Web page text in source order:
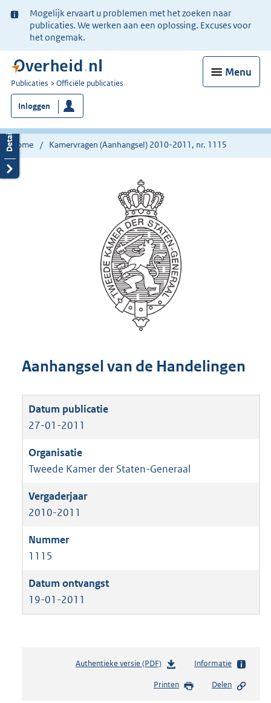
Ter
informatie:
Mogelijk ervaart u problemen met het zoeken naar
publicaties. We werken aan een oplossing. Excuses voor
het ongemak.
Menu
U
bent
nu
hier:
Publicaties Officiële publicaties
Inloggen
Home Kamervragen (Aanhangsel) 2010-2011, nr. 1115
Aanhangsel van de Handelingen
27-01-2011
Tweede Kamer der Staten-Generaal
2010-2011
1115
19-01-2011
Authentieke versie (PDF)b
s
Informatie
Printen Delen